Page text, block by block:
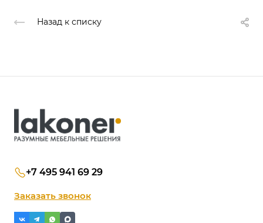
Назад к списку
+7 495 941 69 29
Заказать звонок